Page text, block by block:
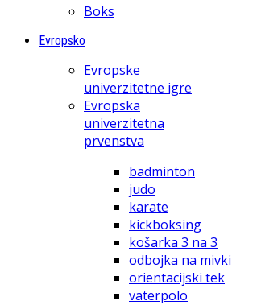
Boks
Evropsko
Evropske
univerzitetne igre
Evropska
univerzitetna
prvenstva
badminton
judo
karate
kickboksing
košarka 3 na 3
odbojka na mivki
orientacijski tek
vaterpolo